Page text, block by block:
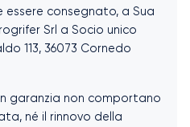
consegnato, a Sua
Srl a Socio unico
113, 36073 Cornedo
garanzia non comportano
né il rinnovo della